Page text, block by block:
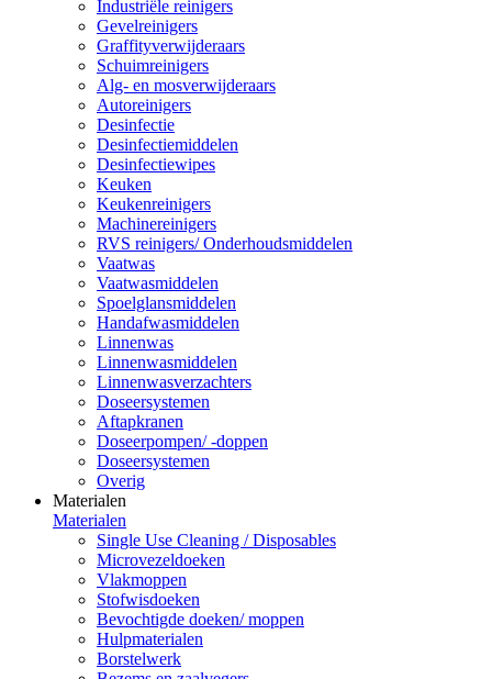
Industriële reinigers
Gevelreinigers
Graffityverwijderaars
Schuimreinigers
Alg- en mosverwijderaars
Autoreinigers
Desinfectie
Desinfectiemiddelen
Desinfectiewipes
Keuken
Keukenreinigers
Machinereinigers
RVS reinigers/ Onderhoudsmiddelen
Vaatwas
Vaatwasmiddelen
Spoelglansmiddelen
Handafwasmiddelen
Linnenwas
Linnenwasmiddelen
Linnenwasverzachters
Doseersystemen
Aftapkranen
Doseerpompen/ -doppen
Doseersystemen
Overig
Materialen
Materialen
Single Use Cleaning / Disposables
Microvezeldoeken
Vlakmoppen
Stofwisdoeken
Bevochtigde doeken/ moppen
Hulpmaterialen
Borstelwerk